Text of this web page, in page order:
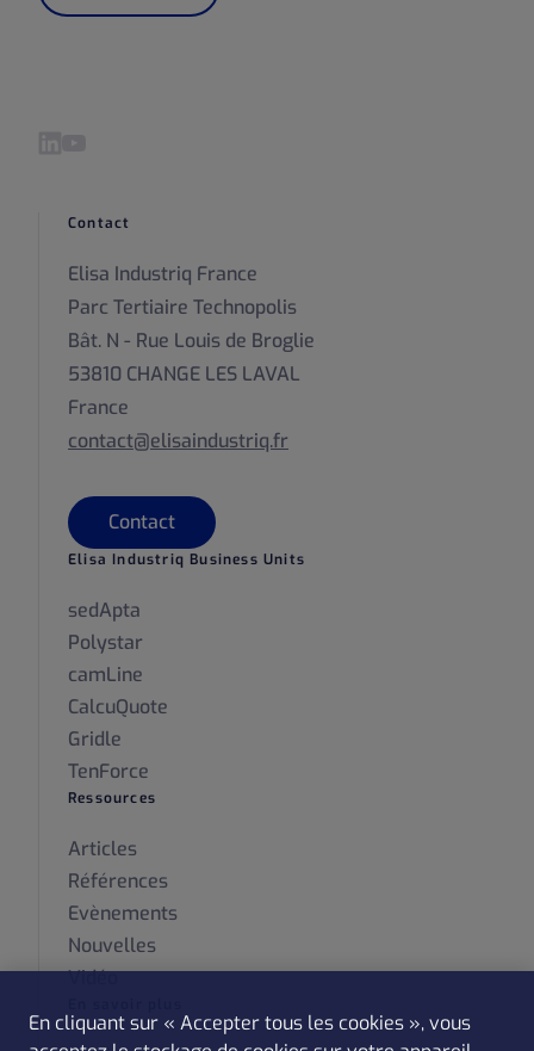
Contact
Elisa Industriq France
Parc Tertiaire Technopolis
Bât. N - Rue Louis de Broglie
53810 CHANGE LES LAVAL
France
contact@elisaindustriq.fr
Contact
Elisa Industriq Business Units
sedApta
Polystar
camLine
CalcuQuote
Gridle
TenForce
Ressources
Articles
Références
Evènements
Nouvelles
Vidéo
En cliquant sur « Accepter tous les cookies », vous